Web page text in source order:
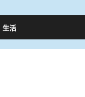
生活